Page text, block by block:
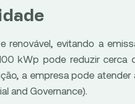
renovável, evitando a
kWp pode reduzir cerca
a empresa pode
and Governance).